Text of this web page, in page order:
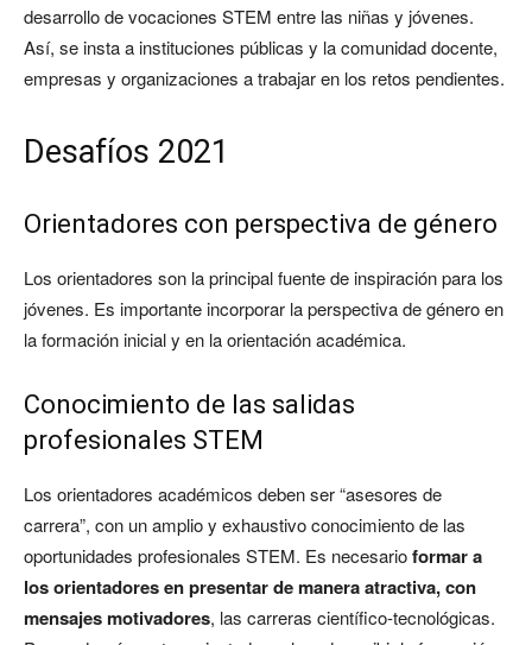
desarrollo de vocaciones STEM entre las niñas y jóvenes.
Así, se insta a instituciones públicas y la comunidad docente,
empresas y organizaciones a trabajar en los retos pendientes.
Desafíos 2021
Orientadores con perspectiva de género
Los orientadores son la principal fuente de inspiración para los
jóvenes. Es importante incorporar la perspectiva de género en
la formación inicial y en la orientación académica.
Conocimiento de las salidas
profesionales STEM
Los orientadores académicos deben ser “asesores de
carrera”, con un amplio y exhaustivo conocimiento de las
oportunidades profesionales STEM. Es necesarioformar a
los orientadores en presentar de manera atractiva, con
mensajes motivadores, las carreras científico-tecnológicas.